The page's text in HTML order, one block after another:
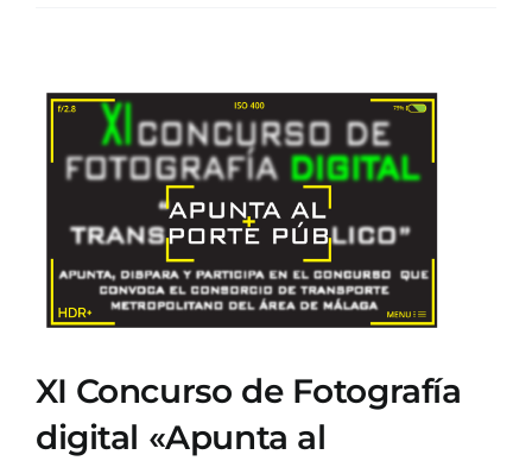
Ver
más
XI Concurso de Fotografía
digital «Apunta al